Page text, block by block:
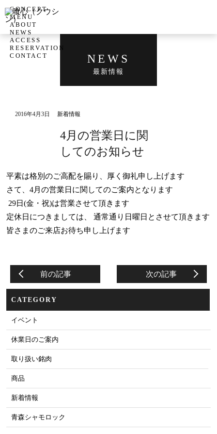
CONCEPT
MENU
ABOUT
NEWS
ACCESS
RESERVATION
CONTACT
NEWS
最新情報
2016年4月3日 新着情報
4月の営業日に関
してのお知らせ
平素は格別のご高配を賜り、厚く御礼申し上げます
さて、4月の営業日に関してのご案内となります
29日(金・祝)は営業させて頂きます
定休日につきましては、 通常通り日曜日とさせて頂きます
皆さまのご来店お待ち申し上げます
前の記事 次の記事
CATEGORY
イベント
休業日のご案内
取り扱い銘肉
商品
新着情報
青森シャモロック